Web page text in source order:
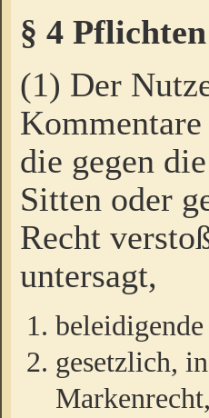
§ 4
(1) Der
die gegen
Sitten oder
Recht
untersagt,
gesetzlich,